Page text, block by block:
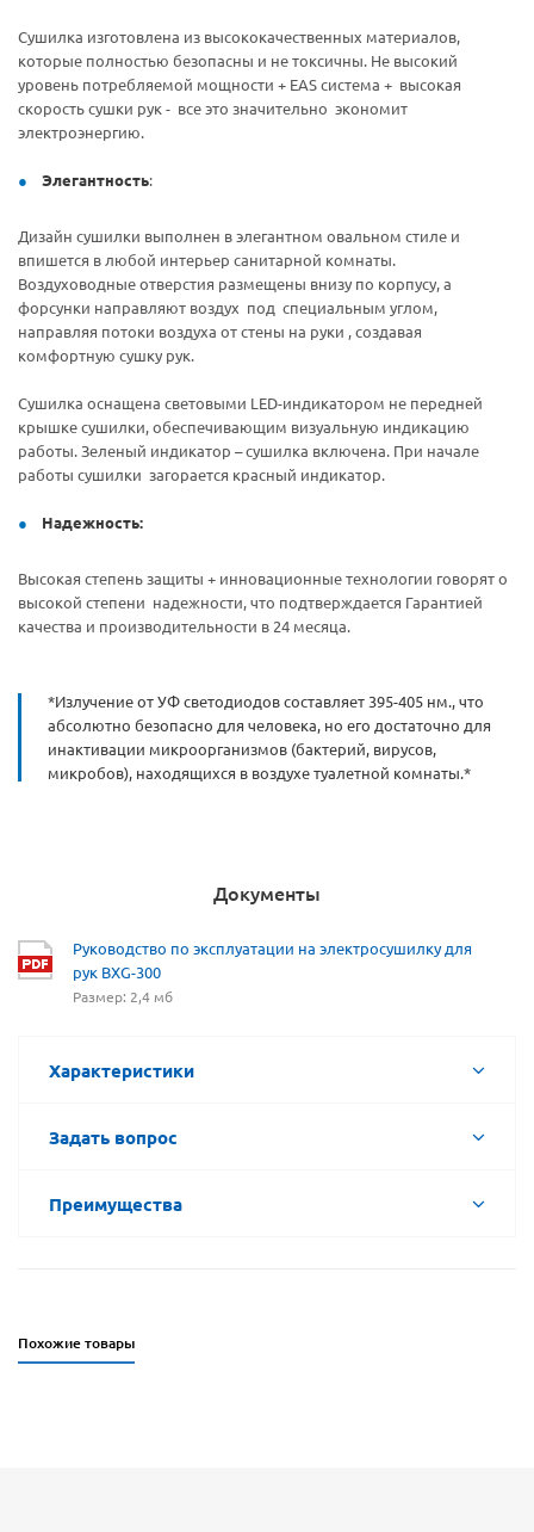
Сушилка изготовлена из высококачественных материалов,
которые полностью безопасны и не токсичны. Не высокий
уровень потребляемой мощности + EAS система + высокая
скорость сушки рук - все это значительно экономит
электроэнергию.
Элегантность:
Дизайн сушилки выполнен в элегантном овальном стиле и
впишется в любой интерьер санитарной комнаты.
Воздуховодные отверстия размещены внизу по корпусу, а
форсунки направляют воздух под специальным углом,
направляя потоки воздуха от стены на руки , создавая
комфортную сушку рук.
Сушилка оснащена световыми LED-индикатором не передней
крышке сушилки, обеспечивающим визуальную индикацию
работы. Зеленый индикатор – сушилка включена. При начале
работы сушилки загорается красный индикатор.
Надежность:
Высокая степень защиты + инновационные технологии говорят о
высокой степени надежности, что подтверждается Гарантией
качества и производительности в 24 месяца.
*Излучение от УФ светодиодов составляет 395-405 нм., что
абсолютно безопасно для человека, но его достаточно для
инактивации микроорганизмов (бактерий, вирусов,
микробов), находящихся в воздухе туалетной комнаты.*
Документы
Руководство по эксплуатации на электросушилку для
рук BXG-300
Размер: 2,4 мб
Характеристики
Задать вопрос
Преимущества
Похожие товары